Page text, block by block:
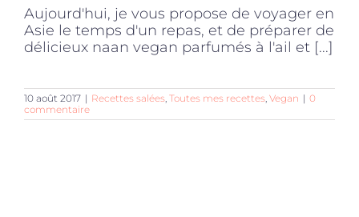
Accessoires
Aujourd'hui, je vous propose de voyager en
Asie le temps d'un repas, et de préparer de
délicieux naan vegan parfumés à l'ail et [...]
10 août 2017 | Recettes salées Toutes mes recettes Vegan | 0
commentaire